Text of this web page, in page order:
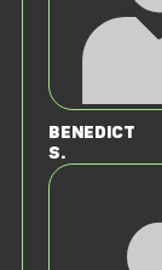
Benedict
S.